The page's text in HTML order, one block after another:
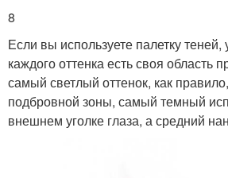
8
Если вы используете палетку теней,
каждого оттенка есть своя область
самый светлый оттенок, как
подбровной зоны, самый темный
внешнем уголке глаза, а средний